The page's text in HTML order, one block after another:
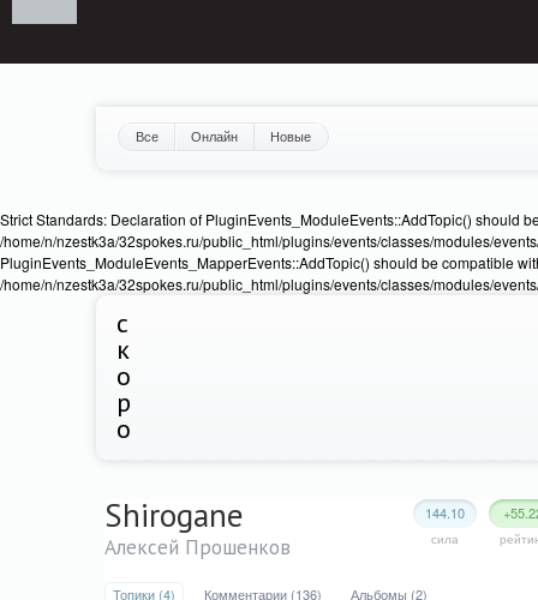
Все Онлайн Новые
Strict Standards: Declaration of PluginEvents_ModuleEvents::AddTopic() should
/home/n/nzestk3a/32spokes.ru/public_html/plugins/events/classes/modules/
PluginEvents_ModuleEvents_MapperEvents::AddTopic() should be compatible
/home/n/nzestk3a/32spokes.ru/public_html/plugins/events/classes/modules/
с
к
о
р
о
144.10
сила
Shirogane
Алексей Прошенков
Топики (4) Комментарии (136) Альбомы (2)